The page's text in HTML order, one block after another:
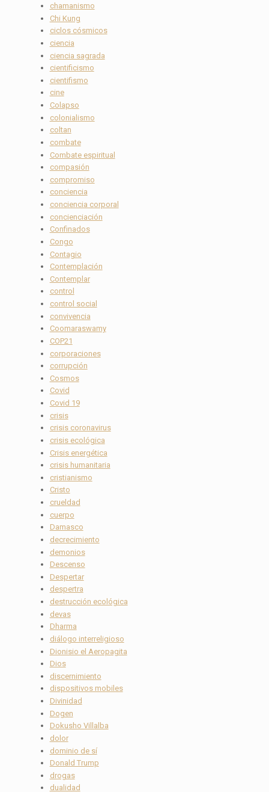
chamanismo
Chi Kung
ciclos cósmicos
ciencia
ciencia sagrada
cientificismo
cientifismo
cine
Colapso
colonialismo
coltan
combate
Combate espiritual
compasión
compromiso
conciencia
conciencia corporal
concienciación
Confinados
Congo
Contagio
Contemplación
Contemplar
control
control social
convivencia
Coomaraswamy
COP21
corporaciones
corrupción
Cosmos
Covid
Covid 19
crisis
crisis coronavirus
crisis ecológica
Crisis energética
crisis humanitaria
cristianismo
Cristo
crueldad
cuerpo
Damasco
decrecimiento
demonios
Descenso
Despertar
despertra
destrucción ecológica
devas
Dharma
diálogo interreligioso
Dionisio el Aeropagita
Dios
discernimiento
dispositivos mobiles
Divinidad
Dogen
Dokusho Villalba
dolor
dominio de sí
Donald Trump
drogas
dualidad